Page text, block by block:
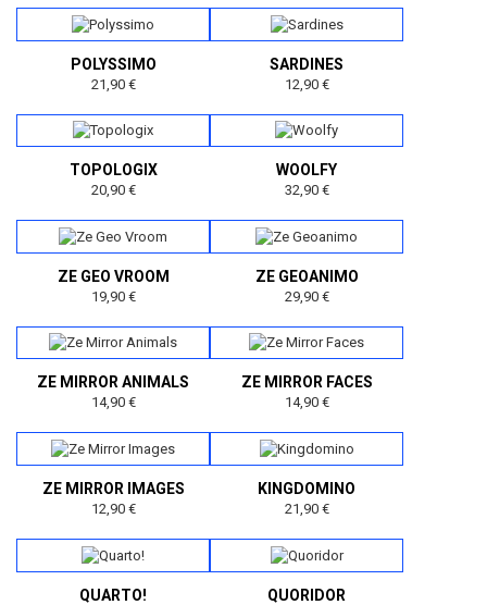
POLYSSIMO
21,90 €
SARDINES
12,90 €
TOPOLOGIX
20,90 €
WOOLFY
32,90 €
ZE GEO VROOM
19,90 €
ZE GEOANIMO
29,90 €
ZE MIRROR ANIMALS
14,90 €
ZE MIRROR FACES
14,90 €
ZE MIRROR IMAGES
12,90 €
KINGDOMINO
21,90 €
QUARTO! QUORIDOR